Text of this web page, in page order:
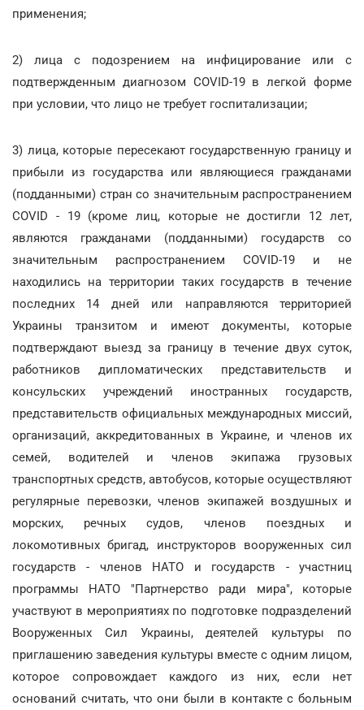
применения;
2) лица с подозрением на инфицирование или с
подтвержденным диагнозом COVID-19 в легкой форме
при условии, что лицо не требует госпитализации;
3) лица, которые пересекают государственную границу и
прибыли из государства или являющиеся гражданами
(подданными) стран со значительным распространением
COVID - 19 (кроме лиц, которые не достигли 12 лет,
являются гражданами (подданными) государств со
значительным распространением COVID-19 и не
находились на территории таких государств в течение
последних 14 дней или направляются территорией
Украины транзитом и имеют документы, которые
подтверждают выезд за границу в течение двух суток,
работников дипломатических представительств и
консульских учреждений иностранных государств,
представительств официальных международных миссий,
организаций, аккредитованных в Украине, и членов их
семей, водителей и членов экипажа грузовых
транспортных средств, автобусов, которые осуществляют
регулярные перевозки, членов экипажей воздушных и
морских, речных судов, членов поездных и
локомотивных бригад, инструкторов вооруженных сил
государств - членов НАТО и государств - участниц
программы НАТО "Партнерство ради мира", которые
участвуют в мероприятиях по подготовке подразделений
Вооруженных Сил Украины, деятелей культуры по
приглашению заведения культуры вместе с одним лицом,
которое сопровождает каждого из них, если нет
оснований считать, что они были в контакте с больным